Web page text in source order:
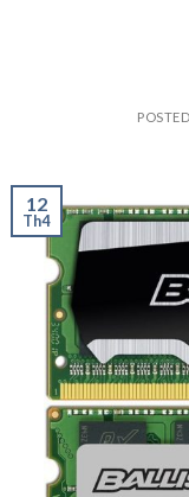
12
Th4